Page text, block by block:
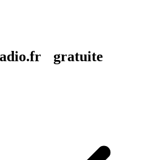
gratuite